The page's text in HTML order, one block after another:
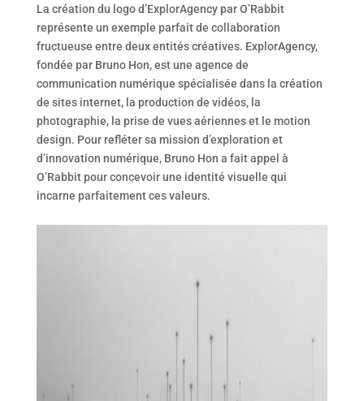
La création du logo d’ExplorAgency par O’Rabbit
représente un exemple parfait de collaboration
fructueuse entre deux entités créatives. ExplorAgency,
fondée par Bruno Hon, est une agence de
communication numérique spécialisée dans la création
de sites internet, la production de vidéos, la
photographie, la prise de vues aériennes et le motion
design. Pour refléter sa mission d’exploration et
d’innovation numérique, Bruno Hon a fait appel à
O’Rabbit pour concevoir une identité visuelle qui
incarne parfaitement ces valeurs.